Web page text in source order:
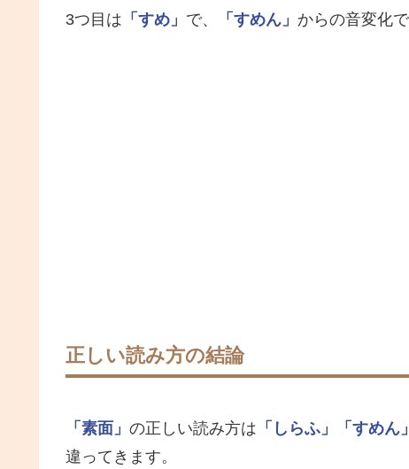
3つ目は 「すめ」 で、 「すめん」 からの音変化で
正しい読み方の結論
「素面」 の正しい読み方は 「しらふ」 「すめん」
違ってきます。